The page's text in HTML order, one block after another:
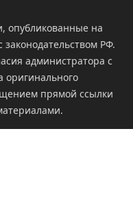
опубликованные на
законодательством РФ.
администратора с
оригинального
прямой ссылки